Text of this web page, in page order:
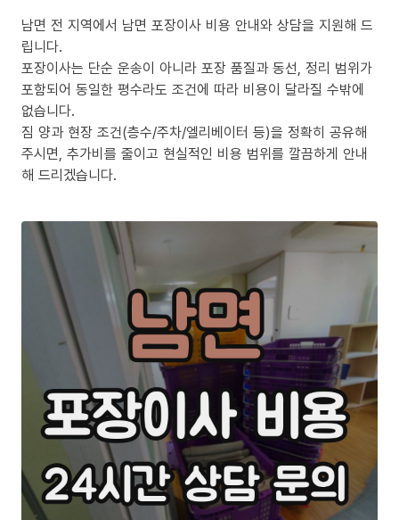
남면 전 지역에서 남면 포장이사 비용 안내와 상담을 지원해 드
립니다.
포장이사는 단순 운송이 아니라 포장 품질과 동선, 정리 범위가
포함되어 동일한 평수라도 조건에 따라 비용이 달라질 수밖에
없습니다.
짐 양과 현장 조건(층수/주차/엘리베이터 등)을 정확히 공유해
주시면, 추가비를 줄이고 현실적인 비용 범위를 깔끔하게 안내
해 드리겠습니다.